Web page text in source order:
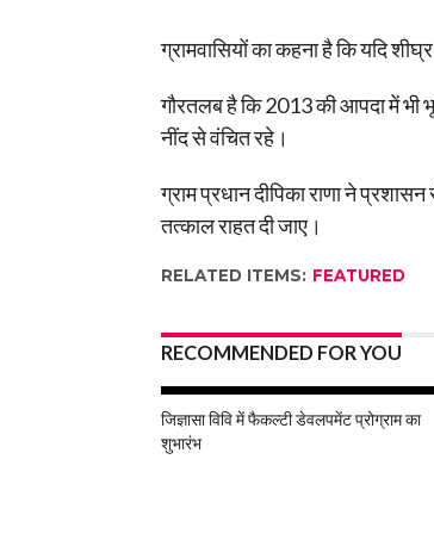
ग्रामवासियों का कहना है कि यदि
गौरतलब है कि 2013 की आपदा में भी भू-
नींद से वंचित रहे।
ग्राम प्रधान दीपिका राणा ने
तत्काल राहत दी जाए।
RELATED ITEMS: FEATURED
RECOMMENDED FOR YOU
जिज्ञासा विवि में फैकल्टी डेवलपमेंट प्रोग्राम का
शुभारंभ